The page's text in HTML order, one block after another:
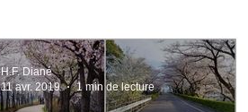
H.F. Diané
11 avr. 2019
1 min de lecture